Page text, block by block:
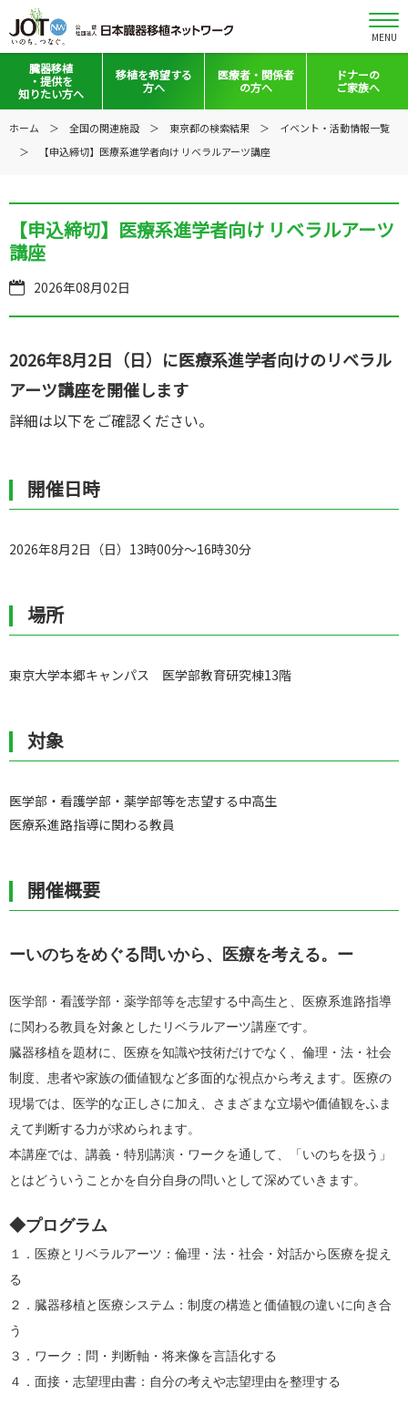
MENU
臓器移植
・提供を
知りたい方へ
移植と提供とは
日本の移植事情
手記・映像ライブラリー
Green Ribbon Campaign
移植を希望する
方へ
移植希望登録をお考えの方へ
移植希望登録されている方へ
医療者・ 関係者
の方へ
医療者向けお知らせ
会員の皆さまへ
法令集&マニュアル
ドナーの
ご家族へ
ホーム 全国の関連施設 東京都の検索結果
イベント・活動情報一覧
【申込締切】医療系進学者向け リベラルアーツ講座
【申込締切】医療系進学者向け リベラルアーツ
講座
2026年08月02日
2026年8月2日（日）に医療系進学者向けのリベラル
アーツ講座を開催します
詳細は以下をご確認ください。
開催日時
2026年8月2日（日）13時00分～16時30分
場所
東京大学本郷キャンパス 医学部教育研究棟13階
対象
医学部・看護学部・薬学部等を志望する中高生
医療系進路指導に関わる教員
開催概要
ーいのちをめぐる問いから、医療を考える。ー
医学部・看護学部・薬学部等を志望する中高生と、医療系進路指導
に関わる教員を対象としたリベラルアーツ講座です。
臓器移植を題材に、医療を知識や技術だけでなく、倫理・法・社会
制度、患者や家族の価値観など多面的な視点から考えます。医療の
現場では、医学的な正しさに加え、さまざまな立場や価値観をふま
えて判断する力が求められます。
本講座では、講義・特別講演・ワークを通して、「いのちを扱う」
とはどういうことかを自分自身の問いとして深めていきます。
◆プログラム
１．医療とリベラルアーツ：倫理・法・社会・対話から医療を捉え
る
２．臓器移植と医療システム：制度の構造と価値観の違いに向き合
う
３．ワーク：問・判断軸・将来像を言語化する
４．面接・志望理由書：自分の考えや志望理由を整理する